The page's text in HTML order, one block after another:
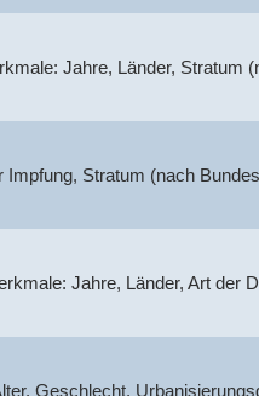
Jahre, Länder, Stratum
Stratum (nach
Jahre, Länder, Art der
Geschlecht,